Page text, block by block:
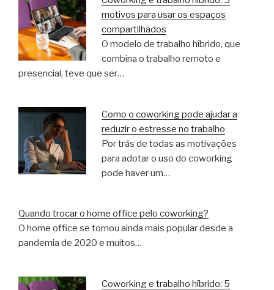
motivos para usar os espaços
compartilhados
O modelo de trabalho híbrido, que
combina o trabalho remoto e
presencial, teve que ser…
Como o coworking pode ajudar a
reduzir o estresse no trabalho
Por trás de todas as motivações
para adotar o uso do coworking
pode haver um…
Quando trocar o home office pelo coworking?
O home office se tornou ainda mais popular desde a
pandemia de 2020 e muitos…
Coworking e trabalho híbrido: 5